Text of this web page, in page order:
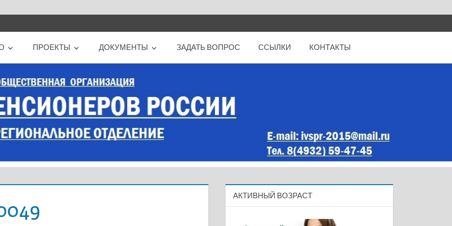
ПРОЕКТЫ ДОКУМЕНТЫ ЗАДАТЬ ВОПРОС ССЫЛКИ КОНТАКТЫ
АКТИВНЫЙ ВОЗРАСТ